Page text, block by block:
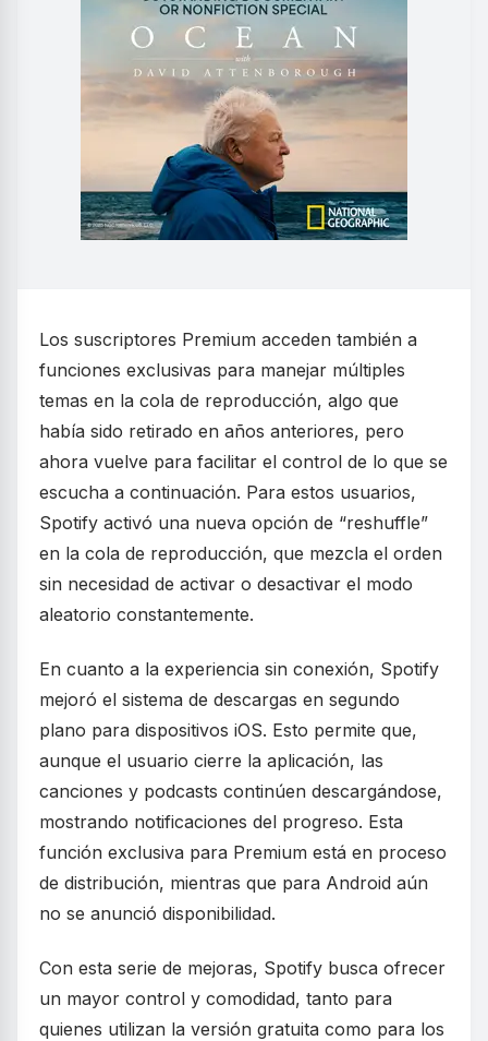
Los suscriptores Premium acceden también a
funciones exclusivas para manejar múltiples
temas en la cola de reproducción, algo que
había sido retirado en años anteriores, pero
ahora vuelve para facilitar el control de lo que se
escucha a continuación. Para estos usuarios,
Spotify activó una nueva opción de “reshuffle”
en la cola de reproducción, que mezcla el orden
sin necesidad de activar o desactivar el modo
aleatorio constantemente.
En cuanto a la experiencia sin conexión, Spotify
mejoró el sistema de descargas en segundo
plano para dispositivos iOS. Esto permite que,
aunque el usuario cierre la aplicación, las
canciones y podcasts continúen descargándose,
mostrando notificaciones del progreso. Esta
función exclusiva para Premium está en proceso
de distribución, mientras que para Android aún
no se anunció disponibilidad.
Con esta serie de mejoras, Spotify busca ofrecer
un mayor control y comodidad, tanto para
quienes utilizan la versión gratuita como para los